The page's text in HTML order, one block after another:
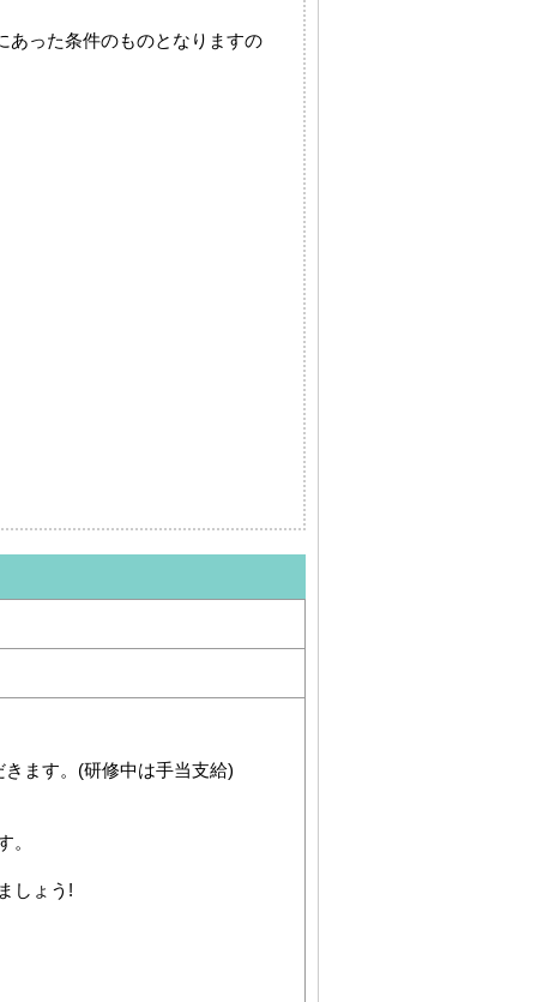
あった条件のものとなりますの
ます。(研修中は手当支給)
。
しょう!